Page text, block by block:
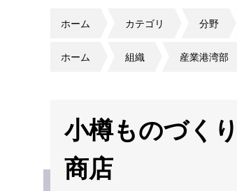
ホーム カテゴリ 分野
ホーム 組織 産業港湾部
小樽ものづく
商店